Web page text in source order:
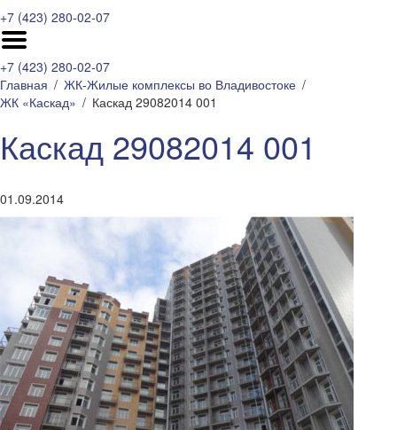
+7 (423) 280-02-07
+7 (423) 280-02-07
Главная
ЖК-Жилые комплексы во Владивостоке
ЖК «Каскад»
Каскад 29082014 001
Каскад 29082014 001
01.09.2014